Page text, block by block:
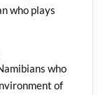
who plays
who
of